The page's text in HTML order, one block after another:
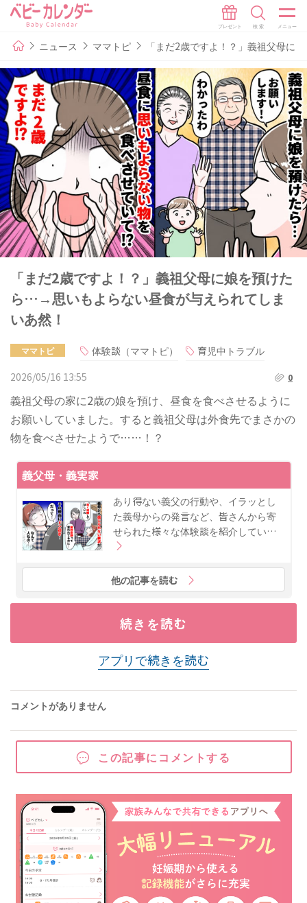
ニュース ママトピ 「まだ2歳ですよ！？」義祖父母
「まだ2歳ですよ！？」義祖父母に娘を預けた
ら…→思いもよらない昼食が与えられてしま
いあ然！
ママトピ 体験談（ママトピ）
育児中トラブル
2026/05/16 13:55
0
義祖父母の家に2歳の娘を預け、昼食を食べさせるように
お願いしていました。すると義祖父母は外食先でまさかの
物を食べさせたようで……！？
義父母・義実家
あり得ない義父の行動や、イラッとし
た義母からの発言など、皆さんから寄
せられた様々な体験談を紹介してい…
他の記事を読む
続きを読む
アプリで続きを読む
コメントがありません
この記事にコメントする